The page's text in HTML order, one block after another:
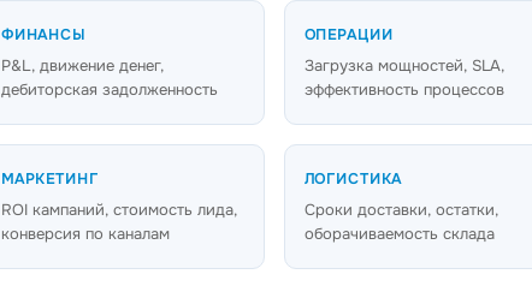
ФИНАНСЫ
P&L, движение денег,
дебиторская задолженность
ОПЕРАЦИИ
Загрузка мощностей, SLA,
эффективность процессов
МАРКЕТИНГ
ROI кампаний, стоимость лида,
конверсия по каналам
ЛОГИСТИКА
Сроки доставки, остатки,
оборачиваемость склада